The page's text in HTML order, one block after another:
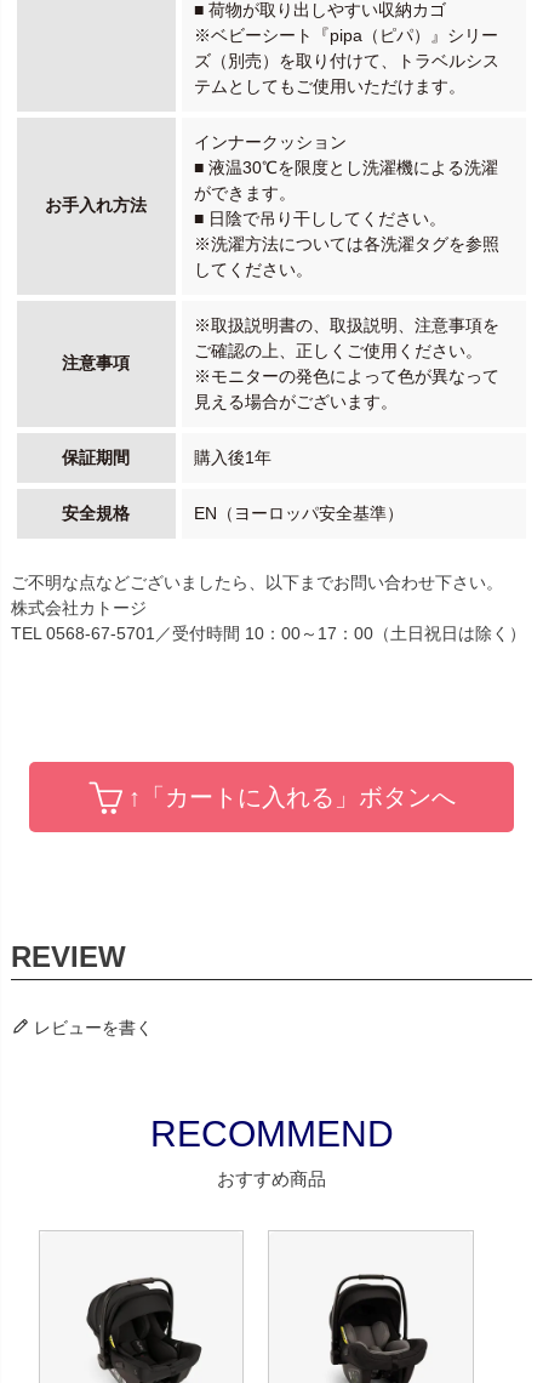
■ 荷物が取り出しやすい収納カゴ
※ベビーシート『pipa（ピパ）』シリー
ズ（別売）を取り付けて、トラベルシス
テムとしてもご使用いただけます。
お手入れ方法
インナークッション
■ 液温30℃を限度とし洗濯機による洗濯
ができます。
■ 日陰で吊り干ししてください。
※洗濯方法については各洗濯タグを参照
してください。
注意事項
※取扱説明書の、取扱説明、注意事項を
ご確認の上、正しくご使用ください。
※モニターの発色によって色が異なって
見える場合がございます。
保証期間 購入後1年
安全規格 EN（ヨーロッパ安全基準）
ご不明な点などございましたら、以下までお問い合わせ下さい。
株式会社カトージ
TEL 0568-67-5701／受付時間 10：00～17：00（土日祝日は除く）
↑「カートに入れる」ボタンへ
レビューを書く
おすすめ商品